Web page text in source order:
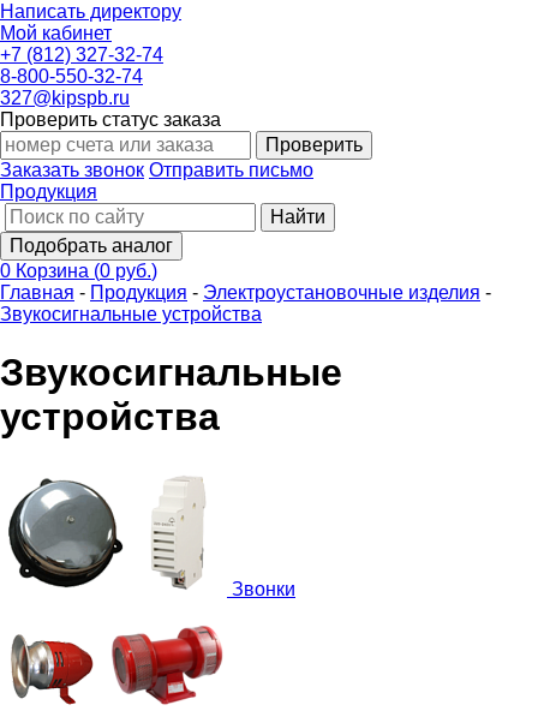
Написать директору
Мой кабинет
+7 (812) 327-32-74
8-800-550-32-74
327@kipspb.ru
Проверить статус заказа
Проверить
Заказать звонок Отправить письмо
Продукция
Найти
Подобрать аналог
0 Корзина (0 руб.)
Главная - Продукция - Электроустановочные изделия -
Звукосигнальные устройства
Звукосигнальные
устройства
Звонки